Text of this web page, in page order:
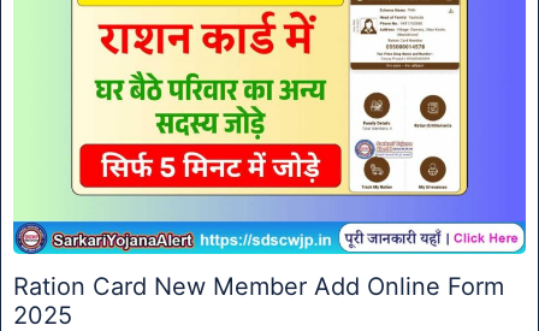
Ration Card New Member Add Online Form
2025